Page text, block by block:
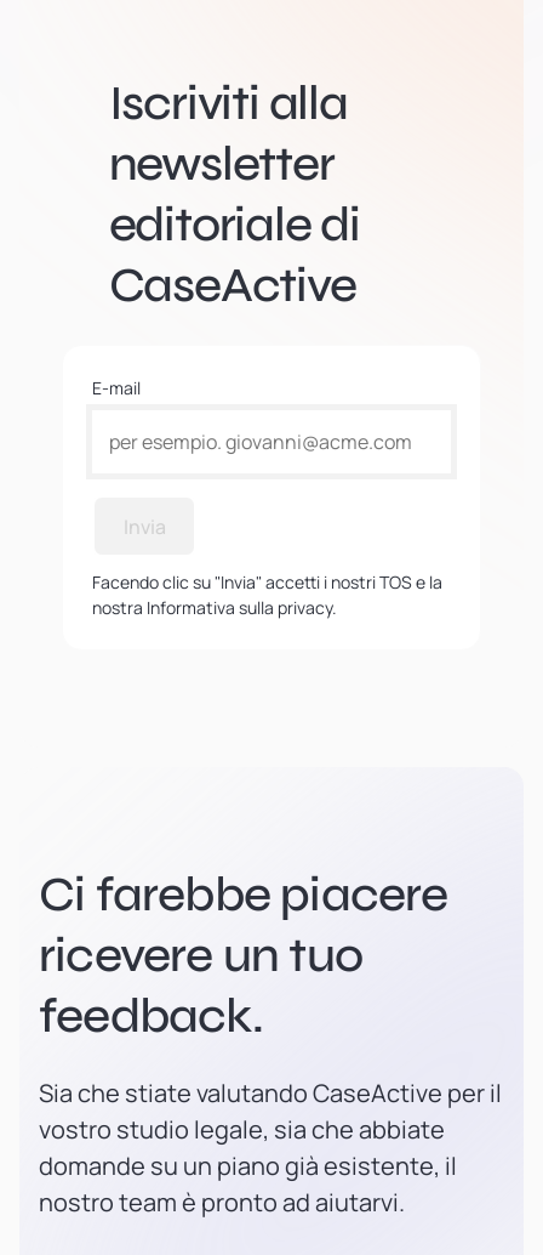
Iscriviti alla
newsletter
editoriale di
CaseActive
E-mail
Invia
Facendo clic su "Invia" accetti i nostri TOS e la
nostra Informativa sulla privacy.
Ci farebbe piacere
ricevere un tuo
feedback.
Sia che stiate valutando CaseActive per il
vostro studio legale, sia che abbiate
domande su un piano già esistente, il
nostro team è pronto ad aiutarvi.